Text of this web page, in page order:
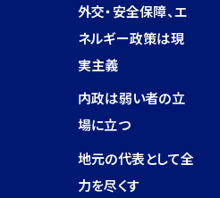
外交・安全保障、エ
ネルギー政策は現
実主義
内政は弱い者の立
場に立つ
地元の代表として全
力を尽くす